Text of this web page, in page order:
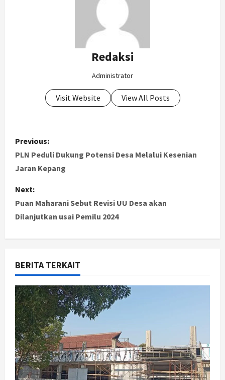
Redaksi
Administrator
Visit Website View All Posts
P
o
t
n
a
v
i
g
a
t
i
Previous:
PLN Peduli Dukung Potensi Desa Melalui Kesenian
Jaran Kepang
Next:
Puan Maharani Sebut Revisi UU Desa akan
Dilanjutkan usai Pemilu 2024
BERITA TERKAIT